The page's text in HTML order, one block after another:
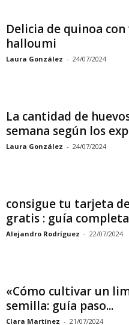
Delicia de quinoa
halloumi
Laura González - 24/07/2024
La cantidad de
semana según los
Laura González - 24/07/2024
consigue tu tarjeta
gratis : guía completa
Alejandro Rodríguez - 22/07/2024
«Cómo cultivar un
semilla: guía paso...
Clara Martínez - 21/07/2024